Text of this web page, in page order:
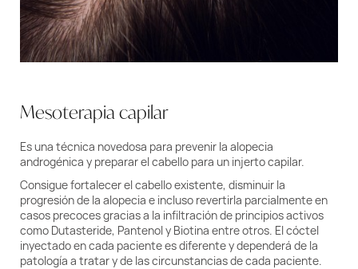
Mesoterapia capilar
Es una técnica novedosa para prevenir la alopecia
androgénica y preparar el cabello para un injerto capilar.
Consigue fortalecer el cabello existente, disminuir la
progresión de la alopecia e incluso revertirla parcialmente en
casos precoces gracias a la infiltración de principios activos
como Dutasteride, Pantenol y Biotina entre otros. El cóctel
inyectado en cada paciente es diferente y dependerá de la
patología a tratar y de las circunstancias de cada paciente.